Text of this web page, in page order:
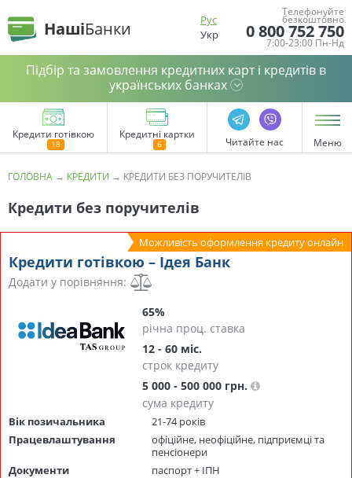
НашіБанки
Рус
Укр
Телефонуйте
безкоштовно
0 800 752 750
7:00-23:00 Пн-Нд
Підбір та замовлення кредитних карт і кредитів в
українських банках
Кредити готівкою Кредитні картки
Читайте нас Меню
ГОЛОВНА → КРЕДИТИ → КРЕДИТИ БЕЗ ПОРУЧИТЕЛІВ
Кредити без поручителів
Можливість оформлення кредиту онлайн
Кредити готівкою – Ідея Банк
Додати у порівняння:
65%
річна проц. ставка
12 - 60 міс.
строк кредиту
5 000 - 500 000 грн.
сума кредиту
Вік позичальника
21-74 років
Працевлаштування
офіційне, неофіційне, підприємці та
пенсіонери
Документи
паспорт + ІПН